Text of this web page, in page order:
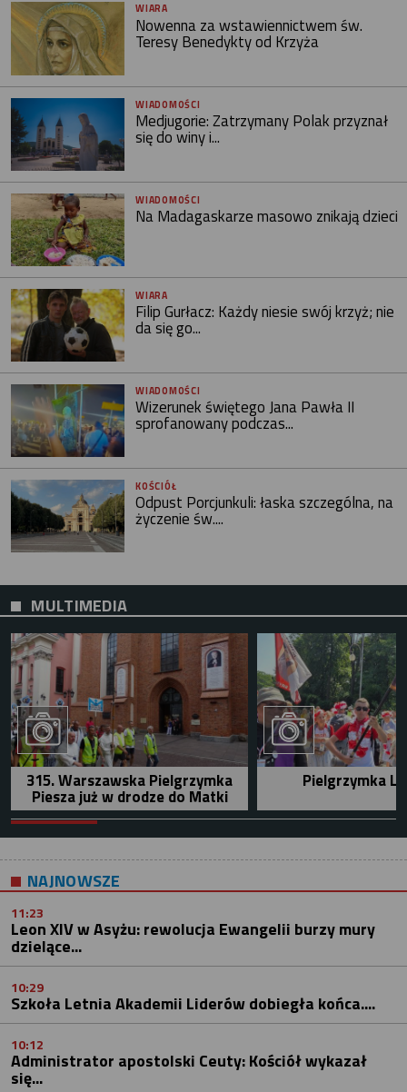
WIARA
Nowenna za wstawiennictwem św.
Teresy Benedykty od Krzyża
WIADOMOŚCI
Medjugorie: Zatrzymany Polak przyznał
się do winy i...
WIADOMOŚCI
Na Madagaskarze masowo znikają dzieci
WIARA
Filip Gurłacz: Każdy niesie swój krzyż; nie
da się go...
WIADOMOŚCI
Wizerunek świętego Jana Pawła II
sprofanowany podczas...
KOŚCIÓŁ
Odpust Porcjunkuli: łaska szczególna, na
życzenie św....
MULTIMEDIA
315. Warszawska Pielgrzymka
Piesza już w drodze do Matki
Pielgrzymka
NAJNOWSZE
11:23
Leon XIV w Asyżu: rewolucja Ewangelii burzy mury
dzielące...
10:29
Szkoła Letnia Akademii Liderów dobiegła końca....
10:12
Administrator apostolski Ceuty: Kościół wykazał
się...